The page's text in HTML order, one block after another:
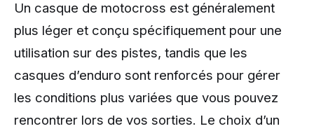
Un casque de motocross est généralement
plus léger et conçu spécifiquement pour une
utilisation sur des pistes, tandis que les
casques d’enduro sont renforcés pour gérer
les conditions plus variées que vous pouvez
rencontrer lors de vos sorties. Le choix d’un